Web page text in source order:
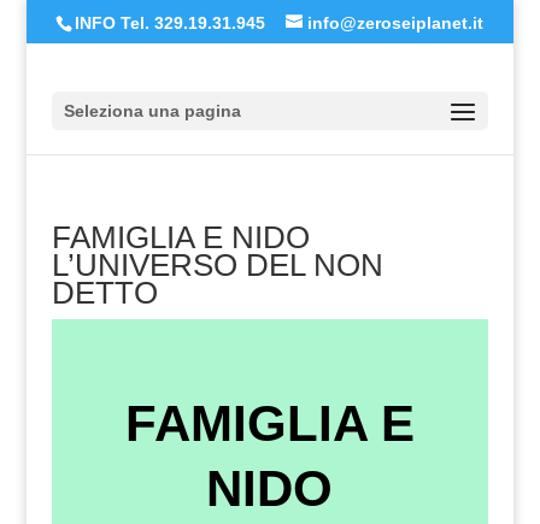
INFO Tel. 329.19.31.945 info@zeroseiplanet.it
Seleziona una pagina
FAMIGLIA E NIDO
L’UNIVERSO DEL NON
DETTO
FAMIGLIA E
NIDO